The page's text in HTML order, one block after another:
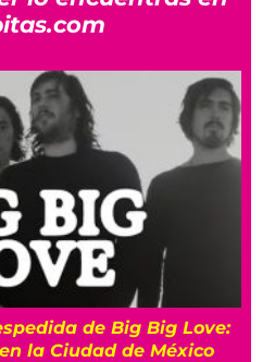
de Big Big Love:
la Ciudad de México